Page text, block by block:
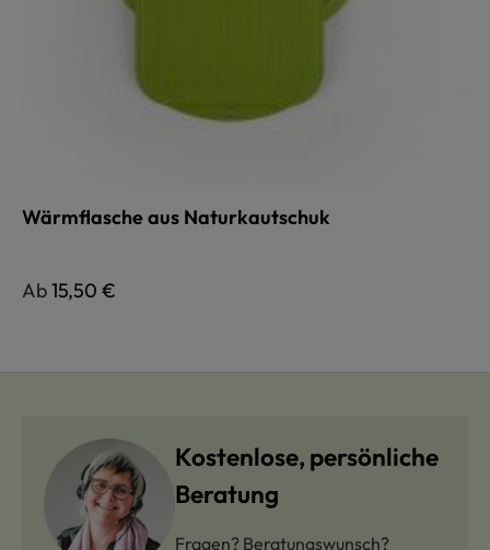
Wärmflasche aus Naturkautschuk
Regulärer Preis:
Ab15,50 €
Kostenlose, persönliche
Beratung
Fragen? Beratungswunsch?